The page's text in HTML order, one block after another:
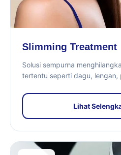
Slimming Treatment
Solusi sempurna
tertentu seperti dagu, lengan,
Lihat